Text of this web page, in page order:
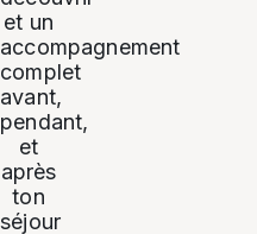
et un
accompagnement
complet
avant,
pendant,
et
après
ton
séjour